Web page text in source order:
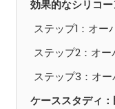
効果的なシリコ
ステップ1：オー
ステップ2：オ
ステップ3：オ
ケーススタディ